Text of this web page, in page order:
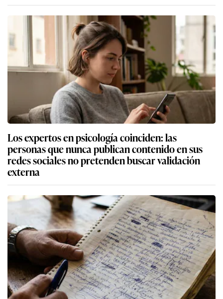
Los expertos en psicología coinciden: las
personas que nunca publican contenido en sus
redes sociales no pretenden buscar validación
externa